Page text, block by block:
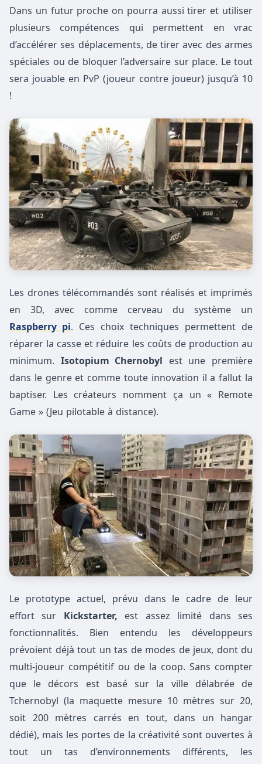
Dans un futur proche on pourra aussi tirer et utiliser
plusieurs compétences qui permettent en vrac
d’accélérer ses déplacements, de tirer avec des armes
spéciales ou de bloquer l’adversaire sur place. Le tout
sera jouable en PvP (joueur contre joueur) jusqu’à 10
!
Les drones télécommandés sont réalisés et imprimés
en 3D, avec comme cerveau du système un
Raspberry pi. Ces choix techniques permettent de
réparer la casse et réduire les coûts de production au
minimum. Isotopium Chernobyl est une première
dans le genre et comme toute innovation il a fallut la
baptiser. Les créateurs nomment ça un « Remote
Game » (Jeu pilotable à distance).
Le prototype actuel, prévu dans le cadre de leur
effort sur Kickstarter, est assez limité dans ses
fonctionnalités. Bien entendu les développeurs
prévoient déjà tout un tas de modes de jeux, dont du
multi-joueur compétitif ou de la coop. Sans compter
que le décors est basé sur la ville délabrée de
Tchernobyl (la maquette mesure 10 mètres sur 20,
soit 200 mètres carrés en tout, dans un hangar
dédié), mais les portes de la créativité sont ouvertes à
tout un tas d’environnements différents, les